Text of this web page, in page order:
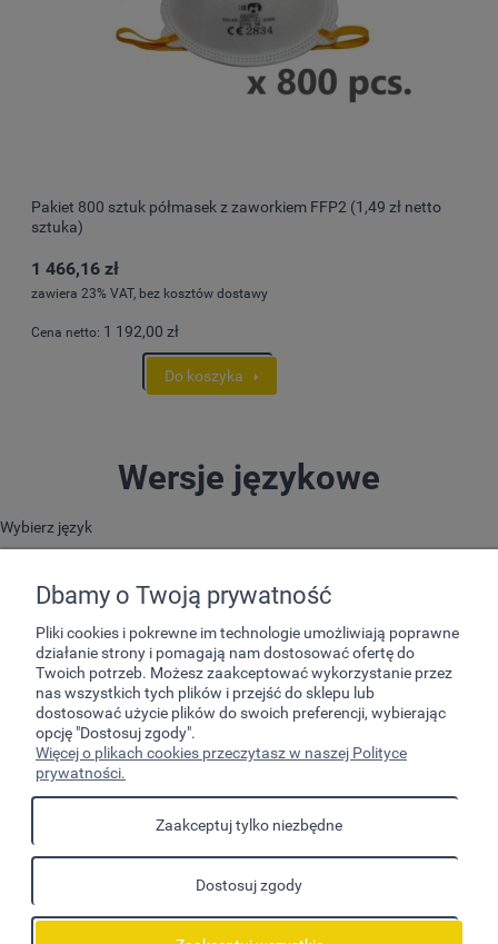
Pakiet 800 sztuk półmasek z zaworkiem FFP2 (1,49 zł netto
sztuka)
1 466,16 zł
zawiera 23% VAT, bez kosztów dostawy
Cena netto: 1 192,00 zł
Do koszyka
Wersje językowe
Wybierz język
Pomoc
Moje konto
Płatności i dostawa
Dbamy o Twoją prywatność
Pliki cookies i pokrewne im technologie umożliwiają poprawne
działanie strony i pomagają nam dostosować ofertę do
Twoich potrzeb. Możesz zaakceptować wykorzystanie przez
nas wszystkich tych plików i przejść do sklepu lub
dostosować użycie plików do swoich preferencji, wybierając
opcję "Dostosuj zgody".
Więcej o plikach cookies przeczytasz w naszej Polityce
prywatności.
Zaakceptuj tylko niezbędne
Dostosuj zgody